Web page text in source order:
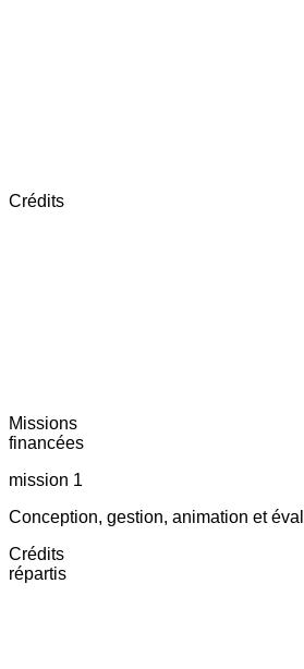
Crédits
Missions
financées
mission 1
Conception, gestion, animation et
Crédits
répartis